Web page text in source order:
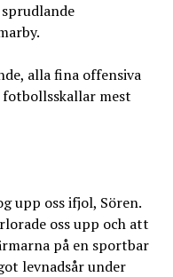
alla fina offensiva
mest
upp oss ifjol, Sören.
oss upp och att
på en sportbar
levnadsår under